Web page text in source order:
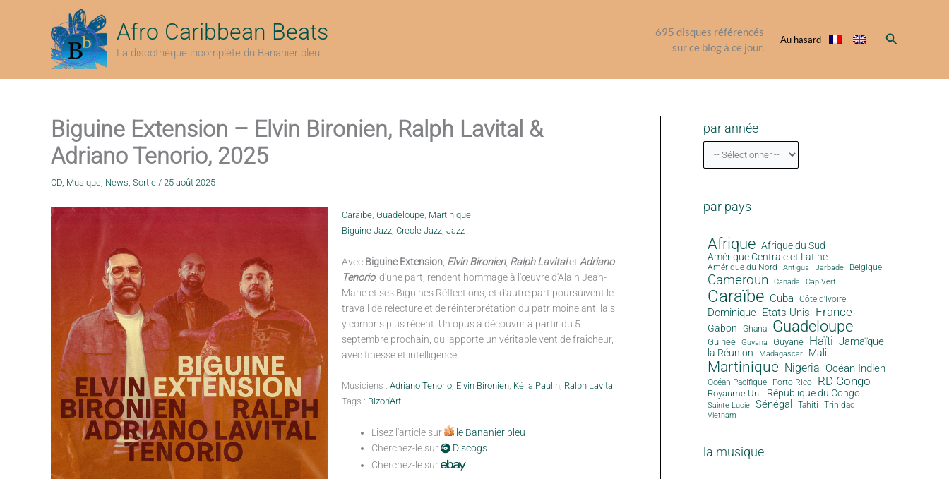
Afro Caribbean Beats
La discothèque incomplète du Bananier bleu
695 disques référencés
sur ce blog à ce jour.
Au hasard Rechercher
Biguine Extension – Elvin Bironien, Ralph Lavital &
Adriano Tenorio, 2025
CD, Musique, News, Sortie / 25 août 2025
Caraïbe, Guadeloupe, Martinique
Biguine Jazz, Creole Jazz, Jazz
Avec Biguine Extension, Elvin Bironien, Ralph Lavitalet Adriano
Tenorio, d'une part, rendent hommage à l'œuvre d'Alain Jean-
Marie et ses Biguines Réflections, et d'autre part poursuivent le
travail de relecture et de réinterprétation du patrimoine antillais,
y compris plus récent. Un opus à découvrir à partir du 5
septembre prochain, qui apporte un véritable vent de fraîcheur,
avec finesse et intelligence.
Musiciens : Adriano Tenorio, Elvin Bironien, Kélia Paulin, Ralph Lavital
Tags : Bizon'Art
Lisez l'article sur
le Bananier bleu
Cherchez-le sur
Discogs
Cherchez-le sur
par année
par pays
Afrique Afrique du Sud
Amérique Centrale et Latine
Amérique du Nord Antigua Barbade Belgique
Cameroun Canada Cap Vert
Caraïbe Cuba Côte d'Ivoire
Dominique Etats-Unis France
Gabon Ghana Guadeloupe
Guinée Guyana Guyane Haïti Jamaïque
la Réunion Madagascar Mali
Martinique Nigeria Océan Indien
Océan Pacifique Porto Rico RD Congo
Royaume Uni République du Congo
Sainte Lucie Sénégal Tahiti Trinidad
Vietnam
la musique